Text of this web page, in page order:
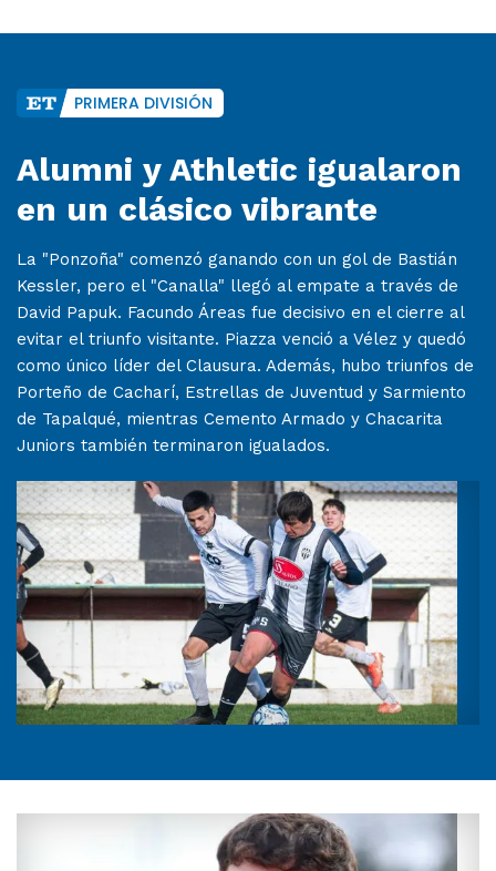
PRIMERA DIVISIÓN
Alumni y Athletic igualaron
en un clásico vibrante
La "Ponzoña" comenzó ganando con un gol de Bastián
Kessler, pero el "Canalla" llegó al empate a través de
David Papuk. Facundo Áreas fue decisivo en el cierre al
evitar el triunfo visitante. Piazza venció a Vélez y quedó
como único líder del Clausura. Además, hubo triunfos de
Porteño de Cacharí, Estrellas de Juventud y Sarmiento
de Tapalqué, mientras Cemento Armado y Chacarita
Juniors también terminaron igualados.